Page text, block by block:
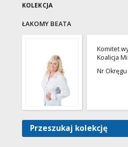
KOLEKCJA
ŁAKOMY BEATA
Komitet
Koalicja
Nr Okręgu
Przeszukaj kolekcję